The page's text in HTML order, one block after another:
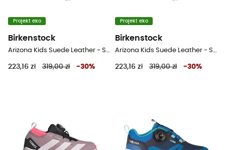
Projekt eko
Birkenstock
Arizona Kids Suede Leather - Sandały dziecięce
223,16 zł 319,00 zł -30%
Projekt eko
Birkenstock
Arizona Kids Suede Leather - Sandały dziecięce
223,16 zł 319,00 zł -30%